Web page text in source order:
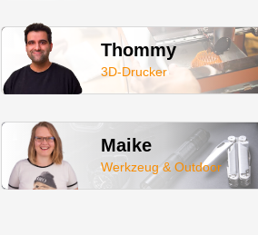
Thommy
3D-Drucker
Maike
Werkzeug & Outdoor